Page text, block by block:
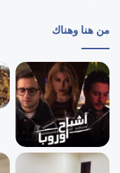
من هنا وهناك